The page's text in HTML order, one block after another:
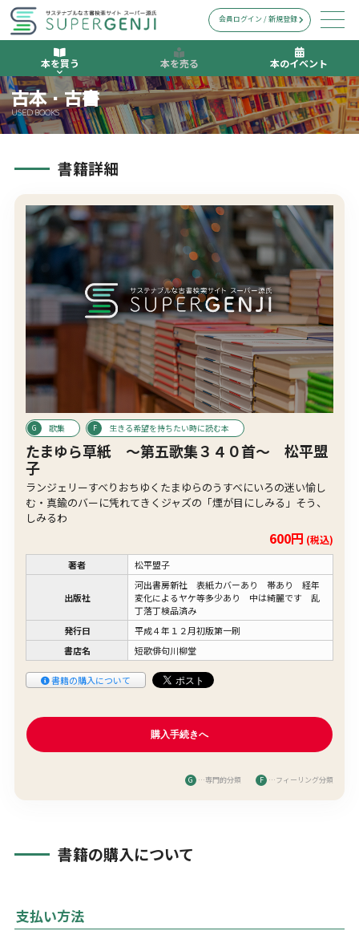
本を買う 本を売る 本のイベント
会員ログイン / 新規登録
古本・古書
USED BOOKS
書籍詳細
歌集 生きる希望を持ちたい時に読む本
たまゆら草紙 〜第五歌集３４０首〜 松平盟
子
ランジェリーすべりおちゆくたまゆらのうすべにいろの迷い愉し
む・真鍮のバーに凭れてきくジャズの「煙が目にしみる」そう、
しみるわ
600円 (税込)
著者 松平盟子
出版社
河出書房新社 表紙カバーあり 帯あり 経年
変化によるヤケ等多少あり 中は綺麗です 乱
丁落丁検品済み
発行日
平成４年１２月初版第一刷
書店名
短歌俳句川柳堂
書籍の購入について
G …専門的分類 F …フィーリング分類
書籍の購入について
支払い方法